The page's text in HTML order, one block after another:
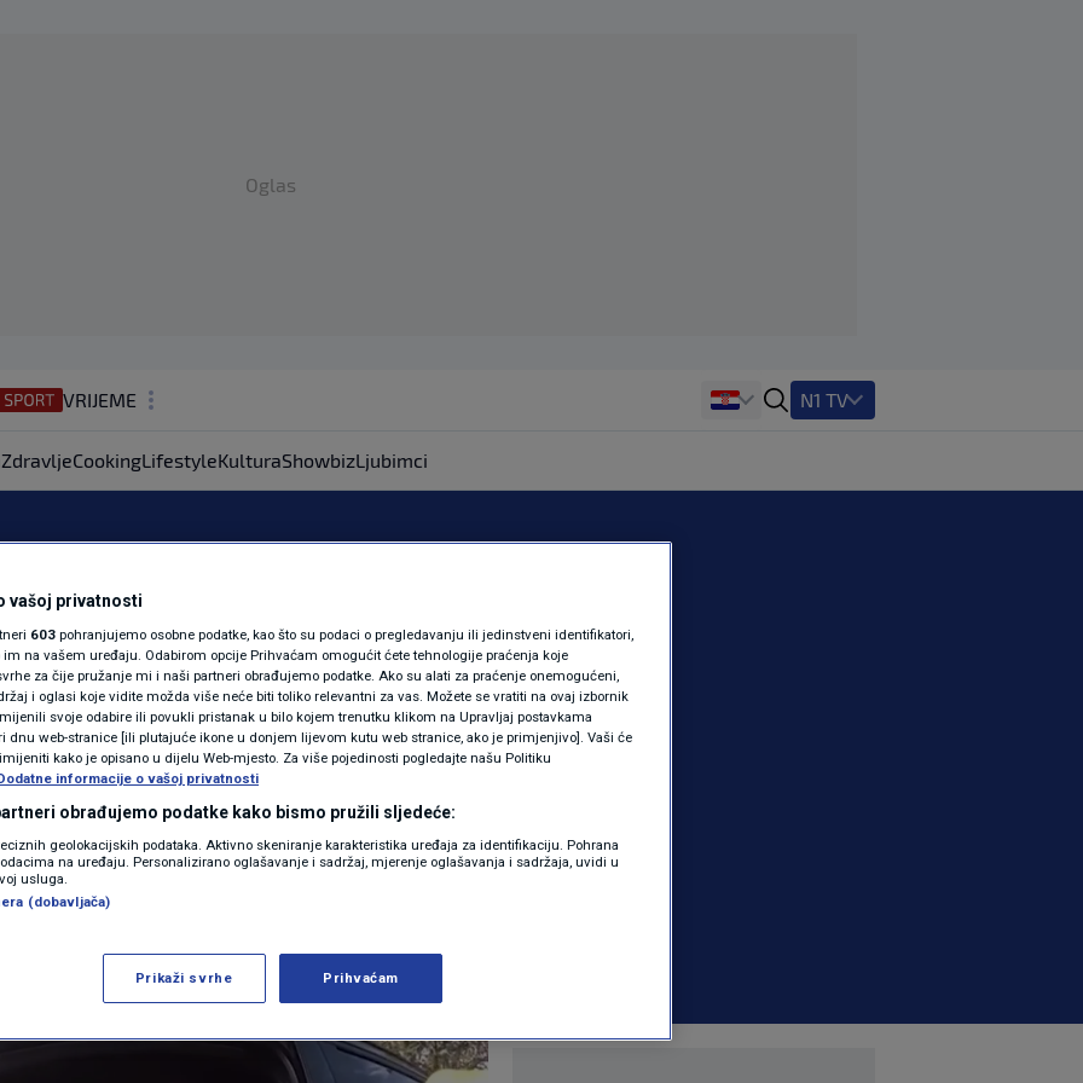
Oglas
VRIJEME
REGIJA
MAGAZIN
KOLUMNE
N1(DIS)INFO
KLIMATSKE PROMJENE
FOTO
VIDEO
N1 TV
ZdravljeCookingLifestyleKulturaShowbizLjubimci
zbog
tijekom vožnje.
AUTO | 0 komentara
Više
vašoj privatnosti
603 pohranjujemo osobne podatke, kao što su podaci o pregledavanju ili jedinstveni identifikatori,
na vašem uređaju. Odabirom opcije Prihvaćam omogućit ćete tehnologije praćenja koje
za čije pružanje mi i naši partneri obrađujemo podatke. Ako su alati za praćenje onemogućeni,
i oglasi koje vidite možda više neće biti toliko relevantni za vas. Možete se vratiti na ovaj izbornik
svoje odabire ili povukli pristanak u bilo kojem trenutku klikom na Upravljaj postavkama
dnu web-stranice [ili plutajuće ikone u donjem lijevom kutu web stranice, ako je primjenjivo]. Vaši će
kako je opisano u dijelu Web-mjesto. Za više pojedinosti pogledajte našu Politiku
informacije o vašoj privatnosti
obrađujemo podatke kako bismo pružili sljedeće:
geolokacijskih podataka. Aktivno skeniranje karakteristika uređaja za identifikaciju. Pohrana
na uređaju. Personalizirano oglašavanje i sadržaj, mjerenje oglašavanja i sadržaja, uvidi u
usluga.
(dobavljača)
Prikaži svrhe Prihvaćam